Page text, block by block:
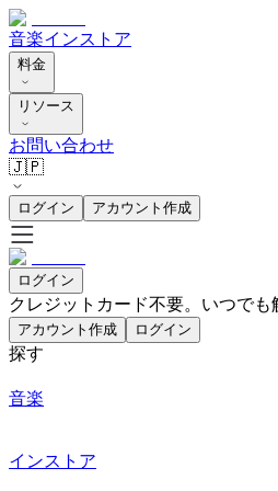
音楽インストア
料金
リソース
お問い合わせ
🇯🇵
ログイン アカウント作成
ログイン
クレジットカード不要。いつでも
アカウント作成 ログイン
探す
音楽
インストア